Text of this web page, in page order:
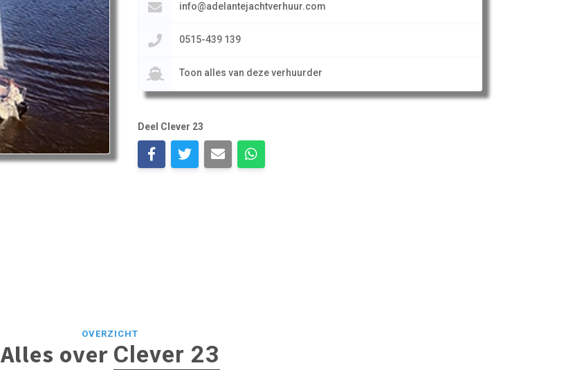
info@adelantejachtverhuur.com
0515-439 139
Toon alles van deze verhuurder
Deel Clever 23
OVERZICHT
Alles over Clever 23